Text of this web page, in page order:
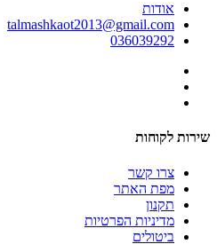
אודות
talmashkaot2013@gmail.com
036039292
שירות לקוחות
צרו קשר
מפת האתר
תקנון
מדיניות הפרטיות
ביטולים